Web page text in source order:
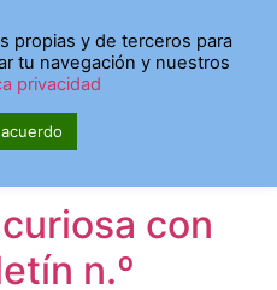
con
n.º
propias y de terceros para
tu navegación y nuestros
privacidad